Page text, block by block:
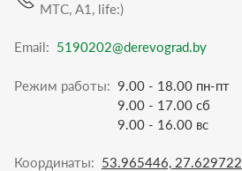
МТС, A1, life:)
Email: 5190202@derevograd.by
Режим работы: 9.00 - 18.00 пн-пт
9.00 - 17.00 сб
9.00 - 16.00 вс
Координаты: 53.965446, 27.629722